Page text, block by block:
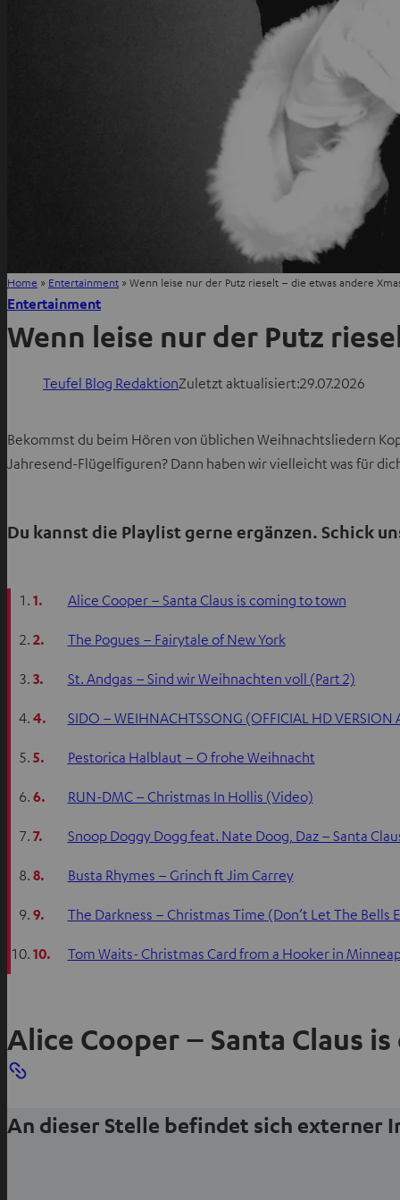
Home » Entertainment »Wenn leise nur der Putz rieselt – die etwas andere
Entertainment
Wenn leise nur der Putz
Teufel Blog RedaktionZuletzt aktualisiert:29.07.2026
Bekommst du beim Hören von üblichen Weihnachtsliedern
Jahresend-Flügelfiguren? Dann haben wir vielleicht was für
Du kannst die Playlist gerne ergänzen. Schick
1. Alice Cooper – Santa Claus is coming to town
2. The Pogues – Fairytale of New York
3. St. Andgas – Sind wir Weihnachten voll (Part 2)
4. SIDO – WEIHNACHTSSONG (OFFICIAL HD VERSION
5. Pestorica Halblaut – O frohe Weihnacht
6. RUN-DMC – Christmas In Hollis (Video)
7. Snoop Doggy Dogg feat. Nate Doog, Daz – Santa
8. Busta Rhymes – Grinch ft Jim Carrey
9. The Darkness – Christmas Time (Don’t Let The Bells
10. Tom Waits- Christmas Card from a Hooker in
Alice Cooper – Santa Claus
An dieser Stelle befindet sich externer